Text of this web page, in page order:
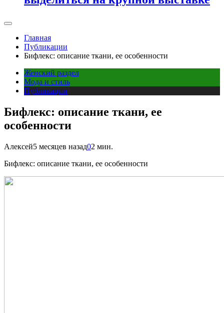
Главная
Публикации
Бифлекс: описание ткани, ее особенности
Женский раздел
Мода и стиль
Публикации
Бифлекс: описание ткани, ее
особенности
Алексей5 месяцев назад02 мин.
Бифлекс: описание ткани, ее особенности